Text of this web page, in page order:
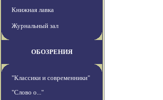
Книжная лавка
Журнальный зал
ОБОЗРЕНИЯ
"Классики и современники"
"Слово о..."